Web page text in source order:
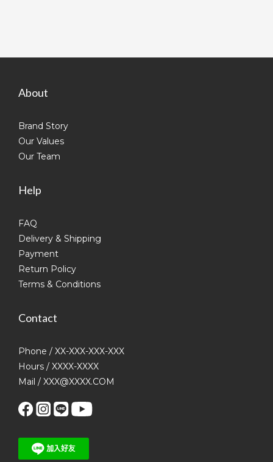
About
Brand Story
Our Values
Our Team
Help
FAQ
Delivery & Shipping
Payment
Return Policy
Terms & Conditions
Contact
Phone / XX-XXX-XXX-XXX
Hours / XXXX-XXXX
Mail / XXX@XXXX.COM